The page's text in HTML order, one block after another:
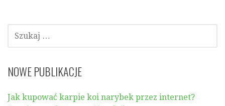
SZUKAJ:
NOWE PUBLIKACJE
Jak kupować karpie koi narybek przez internet?